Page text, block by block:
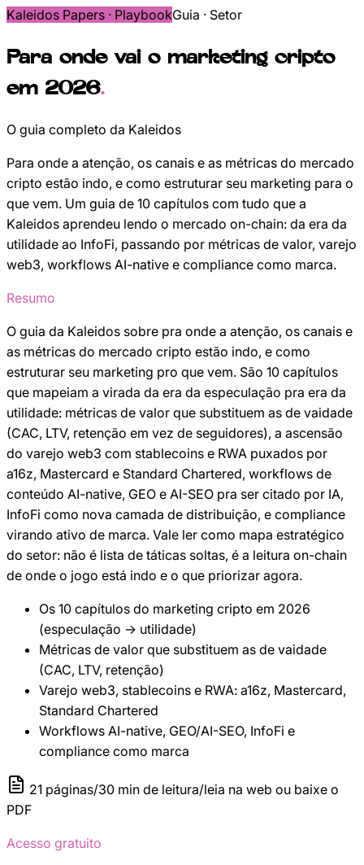
Kaleidos Papers · PlaybookGuia · Setor
Para onde vai o marketing cripto
em 2026.
O guia completo da Kaleidos
Para onde a atenção, os canais e as métricas do mercado
cripto estão indo, e como estruturar seu marketing para o
que vem. Um guia de 10 capítulos com tudo que a
Kaleidos aprendeu lendo o mercado on-chain: da era da
utilidade ao InfoFi, passando por métricas de valor, varejo
web3, workflows AI-native e compliance como marca.
Resumo
O guia da Kaleidos sobre pra onde a atenção, os canais e
as métricas do mercado cripto estão indo, e como
estruturar seu marketing pro que vem. São 10 capítulos
que mapeiam a virada da era da especulação pra era da
utilidade: métricas de valor que substituem as de vaidade
(CAC, LTV, retenção em vez de seguidores), a ascensão
do varejo web3 com stablecoins e RWA puxados por
a16z, Mastercard e Standard Chartered, workflows de
conteúdo AI-native, GEO e AI-SEO pra ser citado por IA,
InfoFi como nova camada de distribuição, e compliance
virando ativo de marca. Vale ler como mapa estratégico
do setor: não é lista de táticas soltas, é a leitura on-chain
de onde o jogo está indo e o que priorizar agora.
Os 10 capítulos do marketing cripto em 2026
(especulação → utilidade)
Métricas de valor que substituem as de vaidade
(CAC, LTV, retenção)
Varejo web3, stablecoins e RWA: a16z, Mastercard,
Standard Chartered
Workflows AI-native, GEO/AI-SEO, InfoFi e
compliance como marca
21 páginas/30 min de leitura/leia na web ou baixe o
PDF
Acesso gratuito